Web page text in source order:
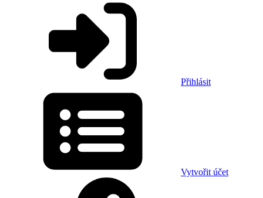
Přihlásit
Vytvořit účet